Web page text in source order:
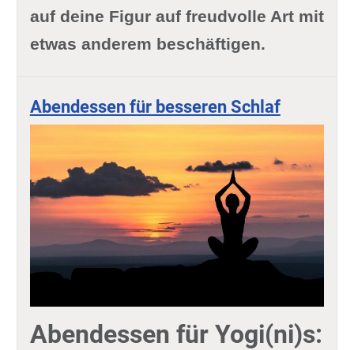
auf deine Figur auf freudvolle Art mit
etwas anderem beschäftigen.
Abendessen für besseren Schlaf
Abendessen für Yogi(ni)s: